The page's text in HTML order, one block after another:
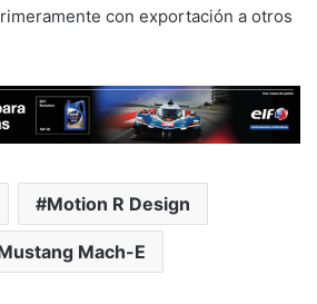
con exportación a otros
Motion R Design
Mach-E